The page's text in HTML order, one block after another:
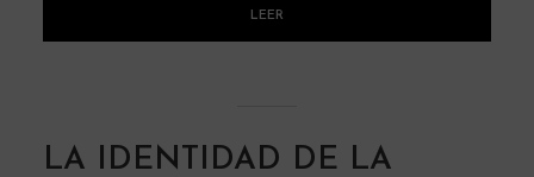
LEER
LA IDENTIDAD DE LA